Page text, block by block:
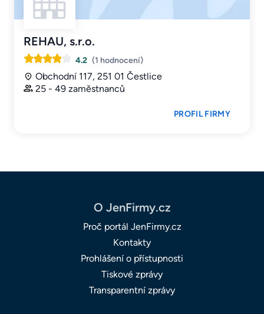
REHAU, s.r.o.
4.2 (1 hodnocení)
Obchodní 117, 251 01 Čestlice
25 - 49 zaměstnanců
PROFIL FIRMY
O JenFirmy.cz
Proč portál JenFirmy.cz
Kontakty
Prohlášení o přístupnosti
Tiskové zprávy
Transparentní zprávy